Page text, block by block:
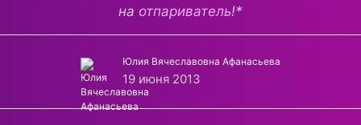
на отпариватель!*
Юлия Вячеславовна Афанасьева
19 июня 2013